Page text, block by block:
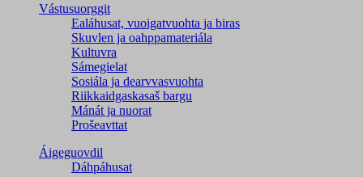
Vástusuorggit
Ealáhusat, vuoigatvuohta ja biras
Skuvlen ja oahppamateriála
Kultuvra
Sámegielat
Sosiála ja dearvvasvuohta
Riikkaidgaskasaš bargu
Mánát ja nuorat
Prošeavttat
Áigeguovdil
Dáhpáhusat